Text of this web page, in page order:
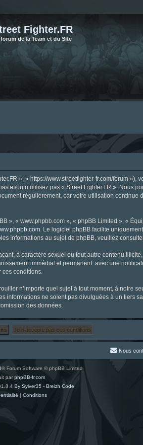
Fighter.FR
de la Team et du Site
», « https://www.streetfighter-fr.com/forum »),
et/ou n’utilisez pas « Street Fighter.FR ». Nous
régulièrement, car votre utilisation continue
», « www.phpbb.com », « phpBB Limited », «
. Le logiciel phpBB facilite
informations au sujet de phpBB, veuillez
à caractère sexuel ou tout autre contenu
immédiat et permanent, avec une
conditions.
n’importe quel sujet à tout moment, à notre
ne soient pas divulguées à un tiers
des données.
Nous
® Forum Software © phpBB Limited
parphpBB-fr.com
By Sylver35 - Breizh Code
| Conditions